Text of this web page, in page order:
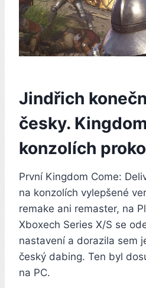
Jindřich
česky.
konzolích
První Kingdom Come:
na konzolích vylepšené
remake ani remaster, na
Xboxech Series X/S se
nastavení a dorazila sem
český dabing. Ten byl
na PC.